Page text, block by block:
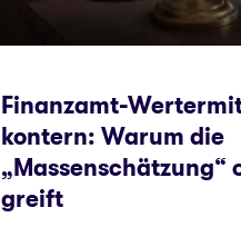
Finanzamt-
kontern: Warum die
„Massenschätzung“
greift